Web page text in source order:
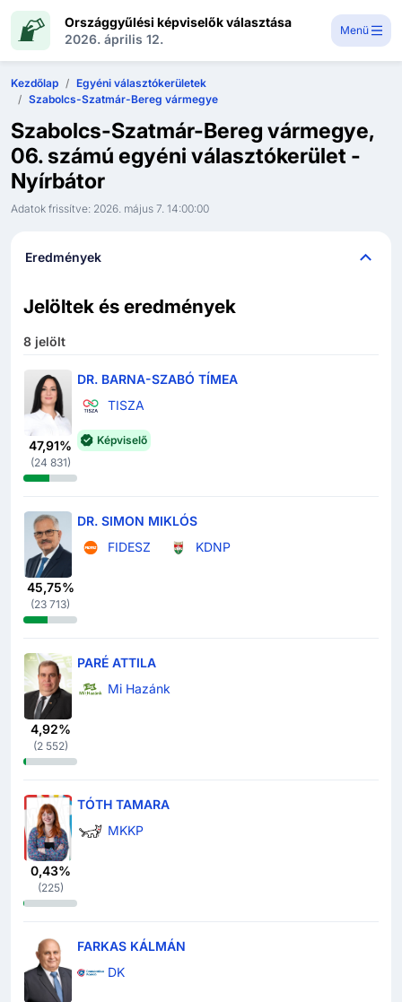
Országgyűlési képviselők választása
2026. április 12.
Menü
Kezdőlap
Egyéni választókerületek
Szabolcs-Szatmár-Bereg vármegye
Szabolcs-Szatmár-Bereg vármegye,
06. számú egyéni választókerület -
Nyírbátor
Adatok frissítve: 2026. május 7. 14:00:00
Eredmények
Jelöltek és eredmények
8 jelölt
47,91%
(24 831)
DR. BARNA-SZABÓ TÍMEA
TISZA
Képviselő
45,75%
(23 713)
DR. SIMON MIKLÓS
FIDESZ
KDNP
4,92%
(2 552)
PARÉ ATTILA
Mi Hazánk
0,43%
(225)
TÓTH TAMARA
MKKP
FARKAS KÁLMÁN
DK